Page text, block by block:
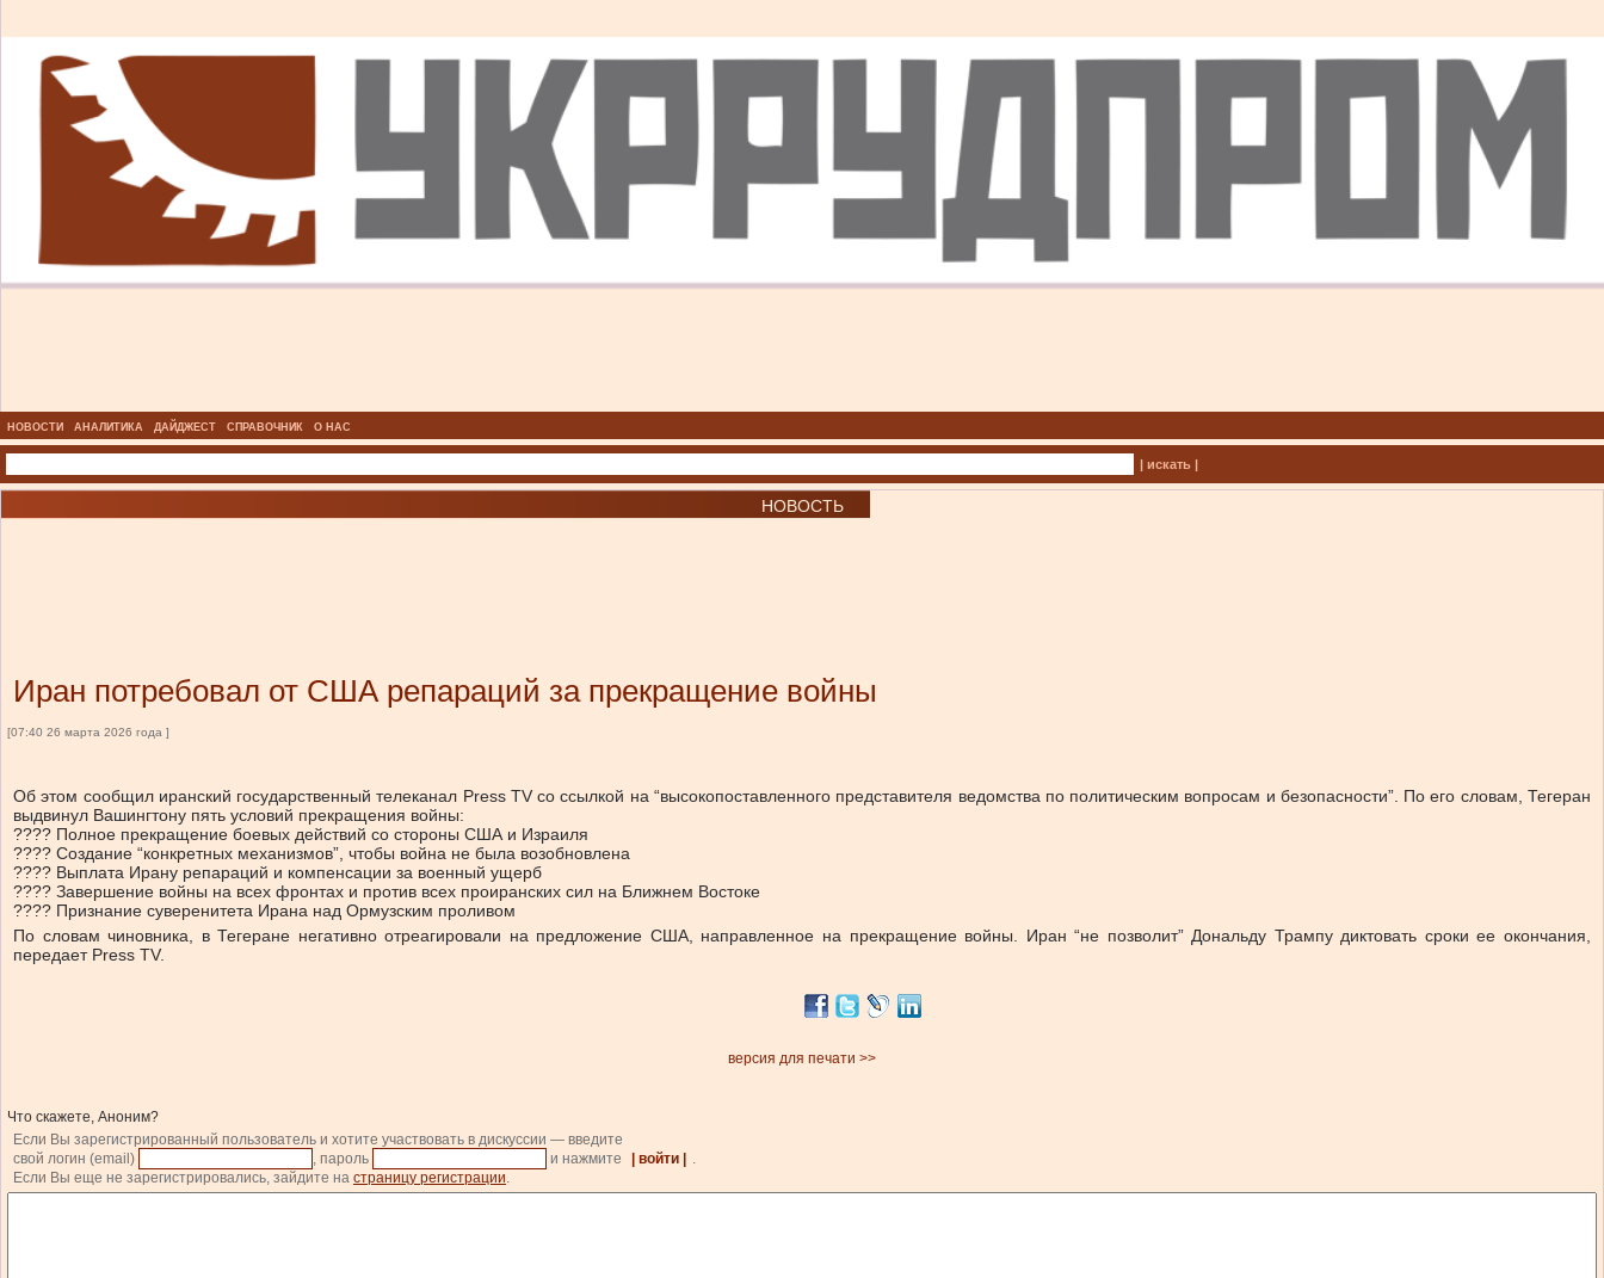
НОВОСТИ АНАЛИТИКА ДАЙДЖЕСТ СПРАВОЧНИК О НАС
| искать |
НОВОСТЬ
Иран потребовал от США репараций за прекращение войны
[07:40 26 марта 2026 года ]
Об этом сообщил иранский государственный телеканал Press TV со ссылкой на “высокопоставленного представителя ведомства по политическим вопросам и безопасности”. По его словам, Тегеран
выдвинул Вашингтону пять условий прекращения войны:
???? Полное прекращение боевых действий со стороны США и Израиля
???? Создание “конкретных механизмов”, чтобы война не была возобновлена
???? Выплата Ирану репараций и компенсации за военный ущерб
???? Завершение войны на всех фронтах и против всех проиранских сил на Ближнем Востоке
???? Признание суверенитета Ирана над Ормузским проливом
По словам чиновника, в Тегеране негативно отреагировали на предложение США, направленное на прекращение войны. Иран “не позволит” Дональду Трампу диктовать сроки ее окончания,
передает Press TV.
версия для печати >>
Что скажете, Аноним?
Если Вы зарегистрированный пользователь и хотите участвовать в дискуссии — введите
свой логин (email)
, пароль и нажмите | войти |
.
Если Вы еще не зарегистрировались, зайдите на страницу регистрации.